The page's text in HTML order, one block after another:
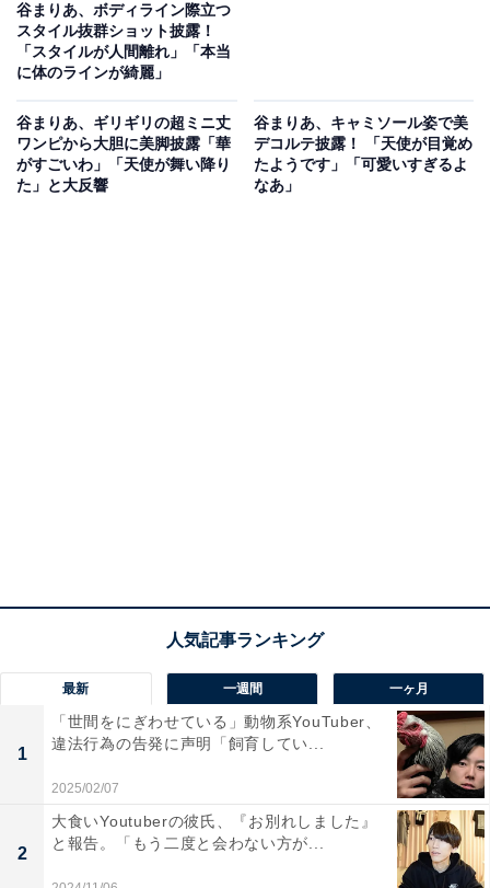
谷まりあ、ボディライン際立つ
スタイル抜群ショット披露！
「スタイルが人間離れ」「本当
に体のラインが綺麗」
谷まりあ、ギリギリの超ミニ丈
ワンピから大胆に美脚披露「華
がすごいわ」「天使が舞い降り
た」と大反響
谷まりあ、キャミソール姿で美
デコルテ披露！ 「天使が目覚め
たようです」「可愛いすぎるよ
なあ」
最新 一週間 一ヶ月
1
「世間をにぎわせている」動物系YouTuber、
違法行為の告発に声明「飼育してい...
2025/02/07
2
大食いYoutuberの彼氏、『お別れしました』
と報告。「もう二度と会わない方が...